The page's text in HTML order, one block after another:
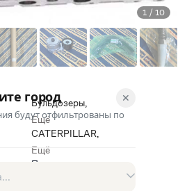
Бульдозеры,
Грейдеры,
Гусеничные экскаваторы
Колесные экскаваторы
Экскаваторы-погрузчики
Ещё
CATERPILLAR,
DOOSAN / DEVELON
HITACHI
Ещё
Прочие запчасти
1 / 10
✕
город
будут отфильтрованы по